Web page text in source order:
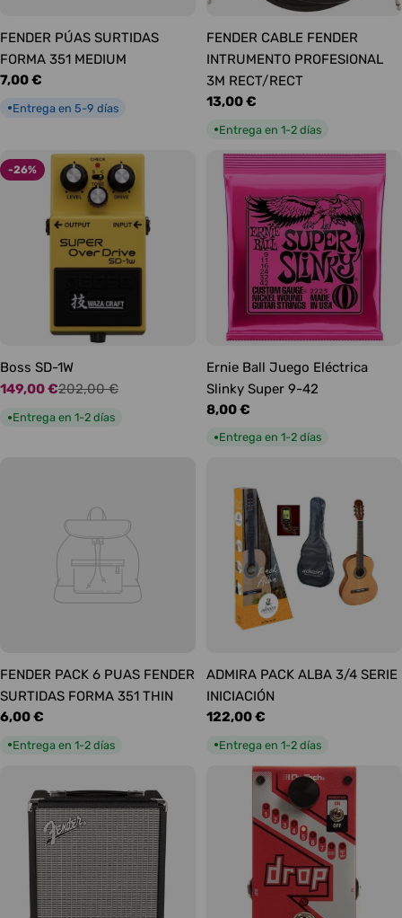
FENDER PÚAS SURTIDAS
FORMA 351 MEDIUM
Precio
7,00 €
●Entrega en 5-9 días
FENDER CABLE FENDER
INTRUMENTO PROFESIONAL
3M RECT/RECT
Precio
13,00 €
●Entrega en 1-2 días
-26%
Boss SD-1W
Precio
de
149,00 €
Precio
habitual
202,00 €
●Entrega en 1-2 días
Ernie Ball Juego Eléctrica
Slinky Super 9-42
Precio
habitual
8,00 €
●Entrega en 1-2 días
FENDER PACK 6 PUAS FENDER
SURTIDAS FORMA 351 THIN
Precio
6,00 €
●Entrega en 1-2 días
ADMIRA PACK ALBA 3/4 SERIE
INICIACIÓN
Precio
122,00 €
●Entrega en 1-2 días